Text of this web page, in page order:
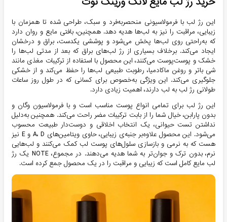
این رژ لب با فرمولاسیونی منحصربه‌فرد و سبک، طراحی شده تا همزمان با
زیبایی، مراقبت را نیز به لب‌ها هدیه دهد. همچنین، بافتی مایع و روان دارد
که به‌راحتی روی لب‌ها پخش می‌شود و پوششی یکدست، براق و درخشان
ایجاد می‌کند. برخلاف بسیاری از رژ لب‌های براق که بعد از مدتی لب‌ها را
خشک و پوست‌پوست می‌کنند، این محصول با استفاده از ترکیبات مغذی مانند
شی باتر و روغن ماکادمیا، رطوبت طبیعی لب‌ها را حفظ می‌کند و از خشکی
جلوگیری می‌کند. این ویژگی به‌خصوص برای کسانی که در طول روز ساعات
طولانی رژ لب به لب دارند، اهمیت زیادی دارد.
این رژ لب برای تمامی انواع پوست مناسب است و با فرمولاسیون وگان و
بدون پارابن، خیال شما را از بابت ترکیبات مضر راحت می‌کند. همچنین به‌دلیل
نداشتن تست حیوانی، یک انتخاب اخلاقی و دوست‌دار طبیعت محسوب
می‌شود. این محصول علاوه‌بر جنبه‌ی زیبایی، حاوی ویتامین‌های A، D و E نیز
هست که به نرمی و بازسازی سلول‌های پوست لب کمک می‌کنند و لب‌هایی
نرم، بدون ترک و جوان‌تر به شما هدیه می‌دهند. در مجموع، NOTE یک رژ
لب مایع کامل است که زیبایی و مراقبت را در یک محصول جمع کرده است.